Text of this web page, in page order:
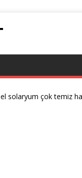
solaryum çok temiz